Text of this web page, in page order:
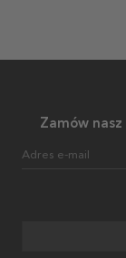
Zamów
Adres e-mail